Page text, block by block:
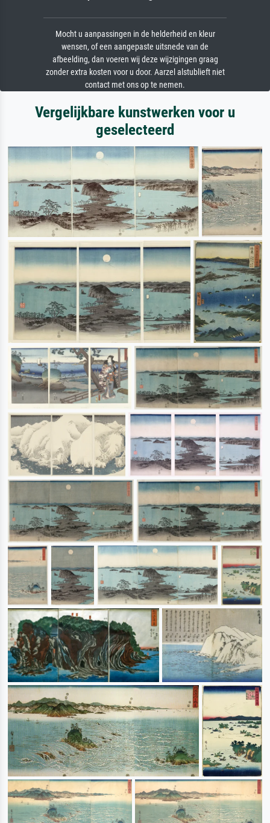
Mocht u aanpassingen in de helderheid en kleur
wensen, of een aangepaste uitsnede van de
afbeelding, dan voeren wij deze wijzigingen graag
zonder extra kosten voor u door. Aarzel alstublieft niet
contact met ons op te nemen.
Vergelijkbare kunstwerken voor u
geselecteerd